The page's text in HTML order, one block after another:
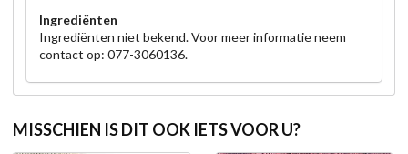
Ingrediënten
Ingrediënten niet bekend. Voor meer informatie neem
contact op: 077-3060136.
MISSCHIEN IS DIT OOK IETS VOOR U?